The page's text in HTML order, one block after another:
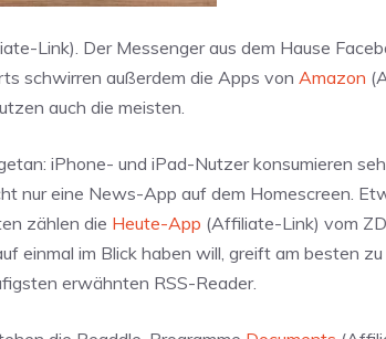
Link). Der Messenger aus dem Hause
schwirren außerdem die Apps von Amazon
auch die meisten.
iPhone- und iPad-Nutzer konsumieren
nur eine News-App auf dem Homescreen.
zählen die Heute-App (Affiliate-Link) vom
einmal im Blick haben will, greift am besten zu
erwähnten RSS-Reader.